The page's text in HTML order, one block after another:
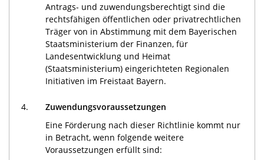
Antrags- und zuwendungsberechtigt sind die
rechtsfähigen öffentlichen oder privatrechtlichen
Träger von in Abstimmung mit dem Bayerischen
Staatsministerium der Finanzen, für
Landesentwicklung und Heimat
(Staatsministerium) eingerichteten Regionalen
Initiativen im Freistaat Bayern.
4.
Zuwendungsvoraussetzungen
Eine Förderung nach dieser Richtlinie kommt nur
in Betracht, wenn folgende weitere
Voraussetzungen erfüllt sind: